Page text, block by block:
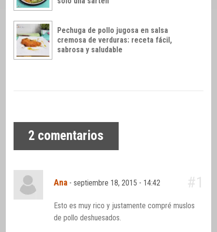
Pechuga de pollo jugosa en salsa
cremosa de verduras: receta fácil,
sabrosa y saludable
2 comentarios
Ana -septiembre 18, 2015 - 14:42 #1
Esto es muy rico y justamente compré muslos
de pollo deshuesados.